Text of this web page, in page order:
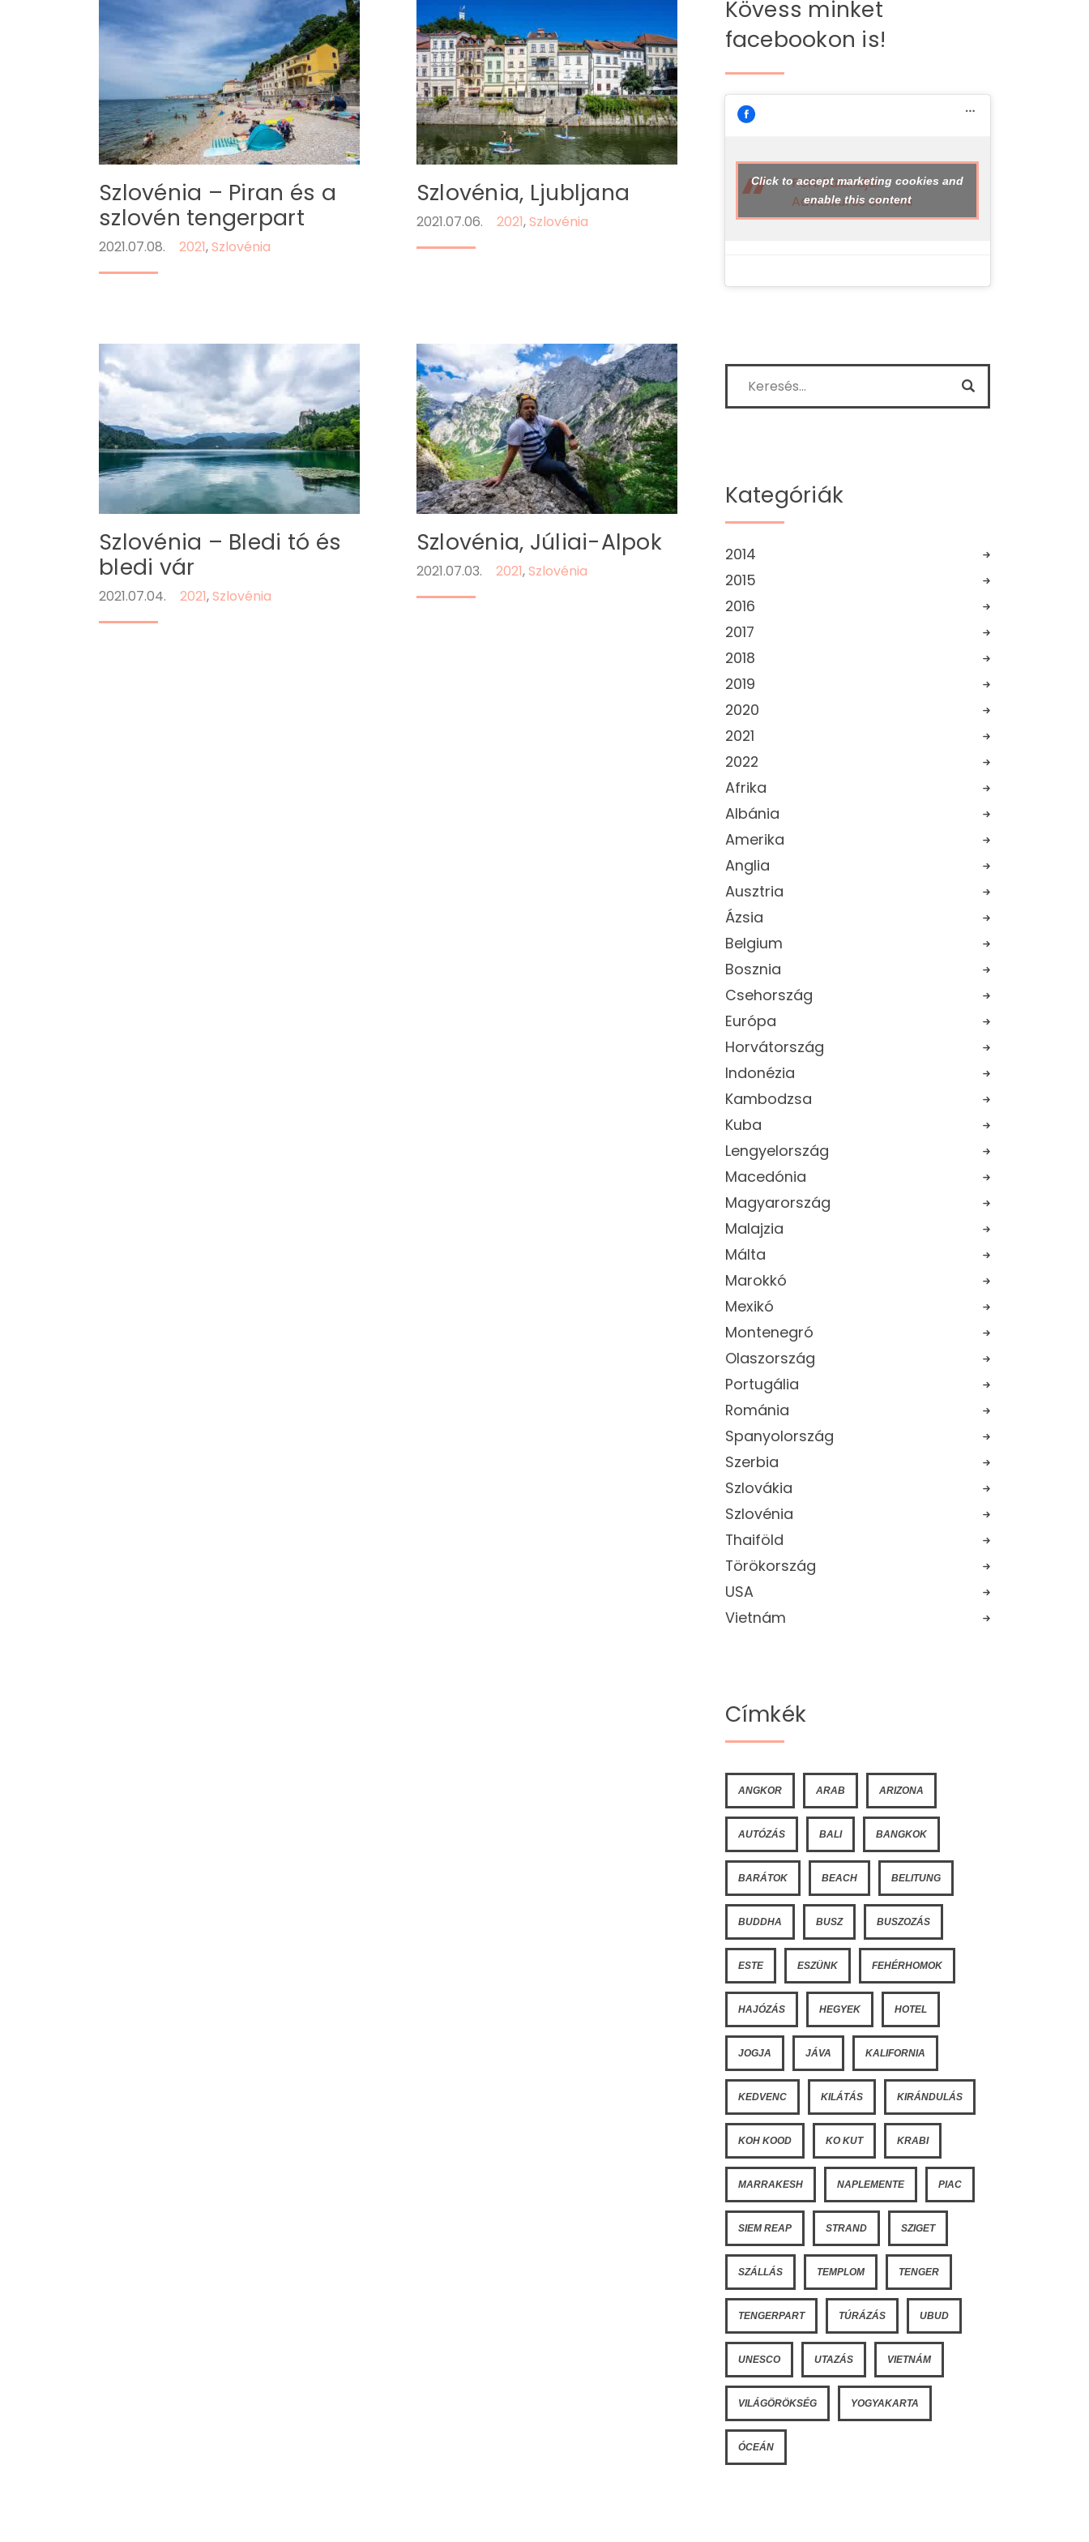
Szlovénia – Piran és a
szlovén tengerpart
2021.07.08. 2021,Szlovénia
Szlovénia, Ljubljana
2021.07.06. 2021,Szlovénia
Szlovénia – Bledi tó és
bledi vár
2021.07.04. 2021,Szlovénia
Szlovénia, Júliai-Alpok
2021.07.03. 2021,Szlovénia
Kövess minket
facebookon is!
PeNi kalandjai -
Adventures of PeNi
Click to accept marketing cookies and
enable this content
Kategóriák
2014
2015
2016
2017
2018
2019
2020
2021
2022
Afrika
Albánia
Amerika
Anglia
Ausztria
Ázsia
Belgium
Bosznia
Csehország
Európa
Horvátország
Indonézia
Kambodzsa
Kuba
Lengyelország
Macedónia
Magyarország
Malajzia
Málta
Marokkó
Mexikó
Montenegró
Olaszország
Portugália
Románia
Spanyolország
Szerbia
Szlovákia
Szlovénia
Thaiföld
Törökország
USA
Vietnám
Címkék
ANGKOR ARAB ARIZONA
AUTÓZÁS BALI BANGKOK
BARÁTOK BEACH BELITUNG
BUDDHA BUSZ BUSZOZÁS
ESTE ESZÜNK FEHÉRHOMOK
HAJÓZÁS HEGYEK HOTEL
JOGJA JÁVA KALIFORNIA
KEDVENC KILÁTÁS KIRÁNDULÁS
KOH KOOD KO KUT KRABI
MARRAKESH NAPLEMENTE PIAC
SIEM REAP STRAND SZIGET
SZÁLLÁS TEMPLOM TENGER
TENGERPART TÚRÁZÁS UBUD
UNESCO UTAZÁS VIETNÁM
VILÁGÖRÖKSÉG YOGYAKARTA
ÓCEÁN